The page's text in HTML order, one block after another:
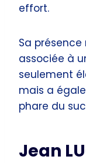
effort.
Sa
associée à
seulement
mais a
phare du
Jean